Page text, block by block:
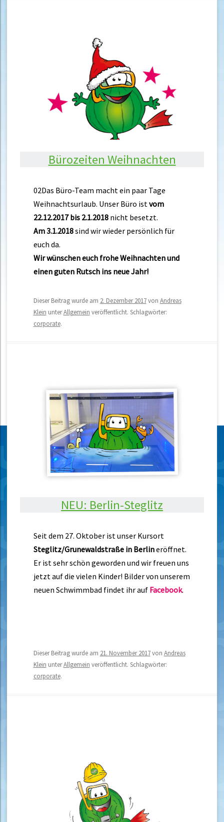
Bürozeiten Weihnachten
02Das Büro-Team macht ein paar Tage
Weihnachtsurlaub. Unser Büro istvom
22.12.2017 bis 2.1.2018nicht besetzt.
Am 3.1.2018sind wir wieder persönlich für
euch da.
Wir wünschen euch frohe Weihnachten und
einen guten Rutsch ins neue Jahr!
Dieser Beitrag wurde am 2. Dezember 2017von Andreas
Klein unterAllgemein veröffentlicht. Schlagwörter:
corporate.
NEU: Berlin-Steglitz
Seit dem 27. Oktober ist unser Kursort
Steglitz/Grunewaldstraße in Berlineröffnet.
Er ist sehr schön geworden und wir freuen uns
jetzt auf die vielen Kinder! Bilder von unserem
neuen Schwimmbad findet ihr auf Facebook.
Dieser Beitrag wurde am 21. November 2017von Andreas
Klein unterAllgemein veröffentlicht. Schlagwörter:
corporate.